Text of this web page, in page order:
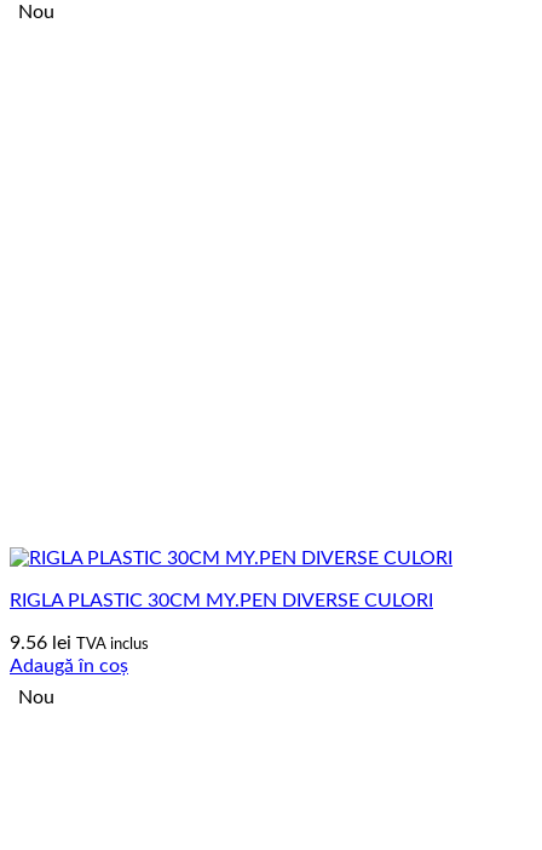
Nou
RIGLA PLASTIC 30CM MY.PEN DIVERSE CULORI
9.56 lei TVA inclus
Adaugă în coș
Nou